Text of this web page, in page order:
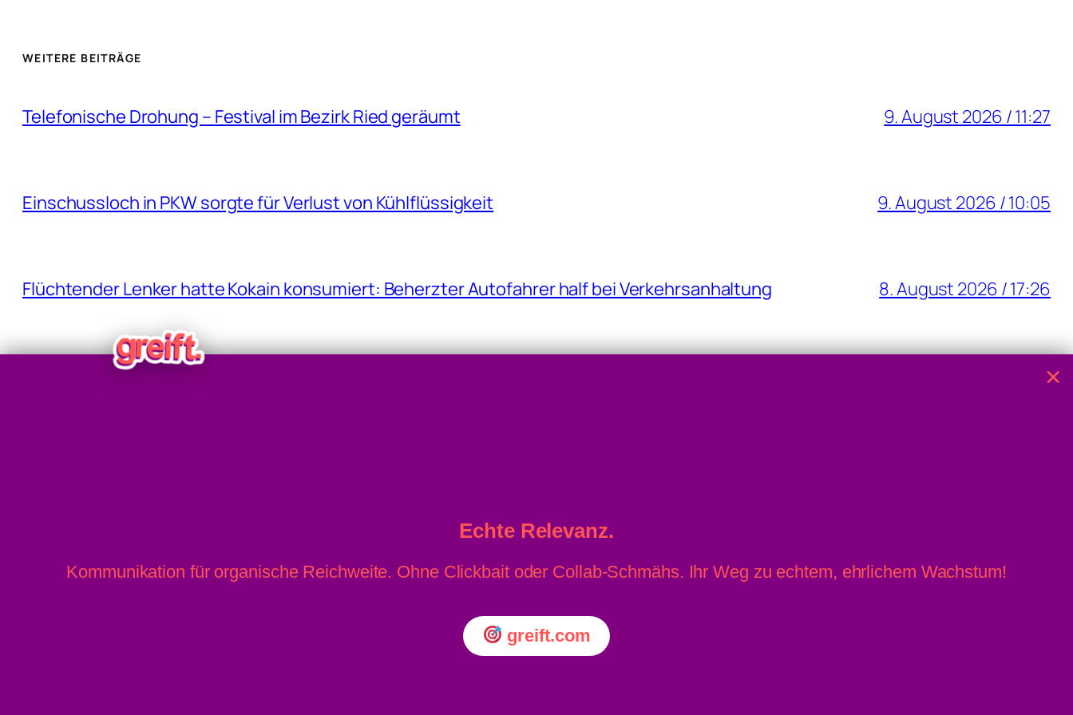
WEITERE BEITRÄGE
Telefonische Drohung – Festival im Bezirk Ried geräumt 9. August 2026 / 11:27
Einschussloch in PKW sorgte für Verlust von Kühlflüssigkeit 9. August 2026 / 10:05
Flüchtender Lenker hatte Kokain konsumiert: Beherzter Autofahrer half bei Verkehrsanhaltung 8. August 2026 / 17:26
Sipbachzell: Autofahrer krachte gegen Mittelleitwand der A1 8. August 2026 / 09:20
» Linz News
» upprnews
Einsenden
About
×
Echte Relevanz.
Kommunikation für organische Reichweite. Ohne Clickbait oder Collab-Schmähs. Ihr Weg zu echtem, ehrlichem Wachstum!
greift.com